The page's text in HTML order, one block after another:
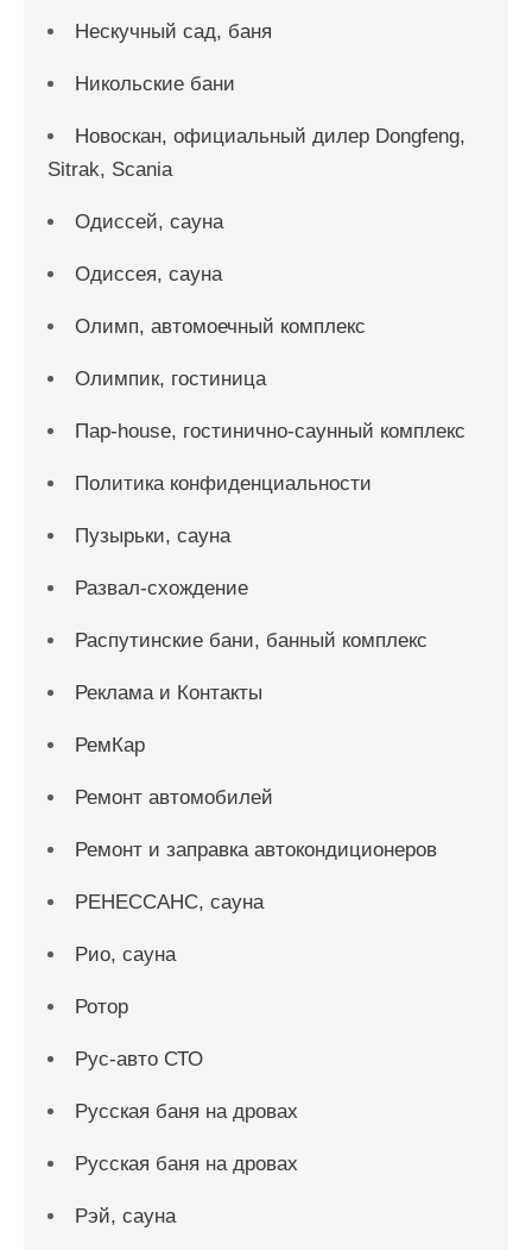
Нескучный сад, баня
Никольские бани
Новоcкан, официальный дилер Dongfeng,
Sitrak, Scania
Одиссей, сауна
Одиссея, сауна
Олимп, автомоечный комплекс
Олимпик, гостиница
Пар-house, гостинично-саунный комплекс
Политика конфиденциальности
Пузырьки, сауна
Развал-схождение
Распутинские бани, банный комплекс
Реклама и Контакты
РемКар
Ремонт автомобилей
Ремонт и заправка автокондиционеров
РЕНЕССАНС, сауна
Рио, сауна
Ротор
Рус-авто СТО
Русская баня на дровах
Русская баня на дровах
Рэй, сауна